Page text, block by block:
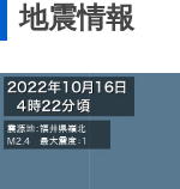
地震情報